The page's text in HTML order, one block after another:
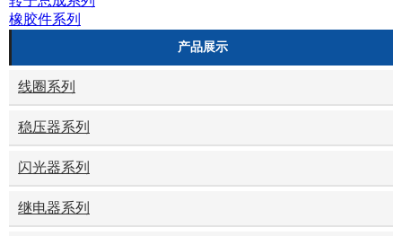
橡胶件系列
产品展示
线圈系列
稳压器系列
闪光器系列
继电器系列